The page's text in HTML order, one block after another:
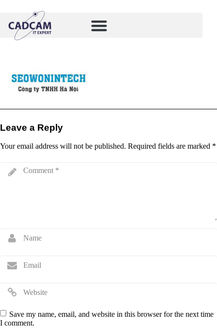
Leave a Reply
Your email address will not be published. Required fields are marked *
Save my name, email, and website in this browser for the next time
I comment.